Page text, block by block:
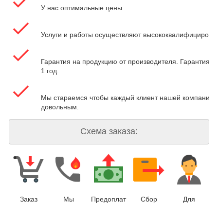
У нас оптимальные цены.
Услуги и работы осуществляют
Гарантия на продукцию от производителя. Гарантия
1 год.
Мы стараемся чтобы каждый клиент нашей компании
довольным.
Схема заказа:
Заказ
Мы
Предоплат
Сбор
Для